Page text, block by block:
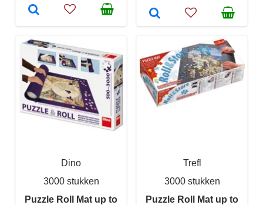
Dino
3000 stukken
Puzzle Roll Mat up to
Trefl
3000 stukken
Puzzle Roll Mat up to